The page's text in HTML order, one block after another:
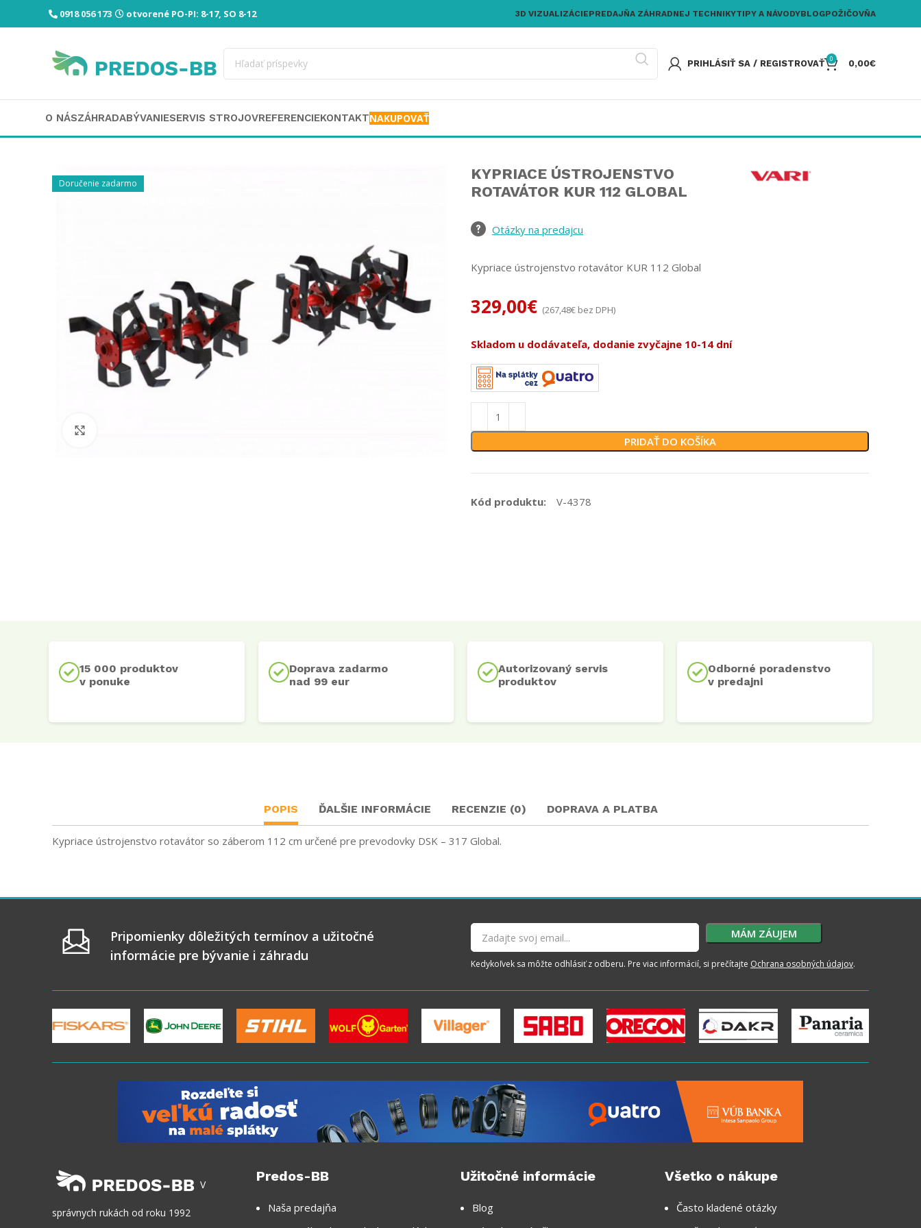
0918 056 173 otvorené PO-PI: 8-17, SO 8-12 3D VIZUALIZÁCIEPREDAJŇA ZÁHRADNEJ TECHNIKYTIPY A NÁVODYBLOGPOŽIČOVŇA
PRIHLÁSIŤ SA / REGISTROVAŤ 0 0,00€
O NÁSZÁHRADABÝVANIESERVIS STROJOVREFERENCIEKONTAKTNAKUPOVAŤ
Doručenie zadarmo
KYPRIACE ÚSTROJENSTVO
ROTAVÁTOR KUR 112 GLOBAL
Otázky na predajcu
Kypriace ústrojenstvo rotavátor KUR 112 Global
329,00€ (267,48€ bez DPH)
Skladom u dodávateľa, dodanie zvyčajne 10-14 dní
PRIDAŤ DO KOŠÍKA
Kód produktu: V-4378
15 000 produktov
v ponuke
Doprava zadarmo
nad 99 eur
Autorizovaný servis
produktov
Odborné poradenstvo
v predajni
POPIS ĎALŠIE INFORMÁCIE RECENZIE (0) DOPRAVA A PLATBA
Kypriace ústrojenstvo rotavátor so záberom 112 cm určené pre prevodovky DSK – 317 Global.
Pripomienky dôležitých termínov a užitočné
informácie pre bývanie i záhradu
Kedykoľvek sa môžte odhlásiť z odberu. Pre viac informácií, si prečítajte Ochrana osobných údajov.
V
správnych rukách od roku 1992
Predos-BB
Naša predajňa
Užitočné informácie
Blog
Všetko o nákupe
Často kladené otázky